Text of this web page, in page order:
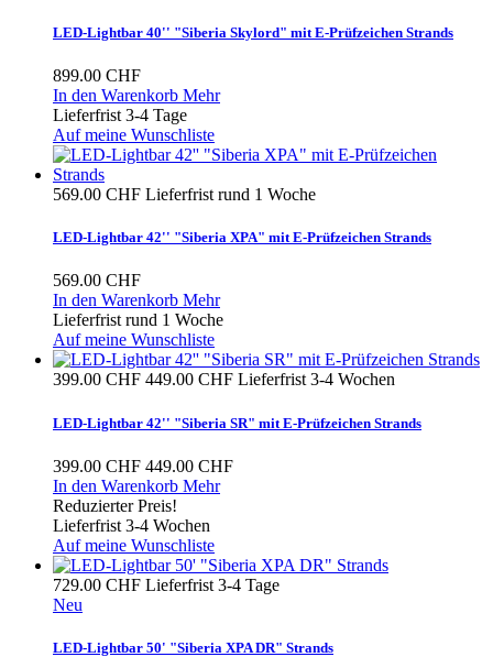
LED-Lightbar 40'' "Siberia Skylord" mit E-Prüfzeichen Strands
899.00 CHF
In den Warenkorb Mehr
Lieferfrist 3-4 Tage
Auf meine Wunschliste
569.00 CHF Lieferfrist rund 1 Woche
LED-Lightbar 42'' "Siberia XPA" mit E-Prüfzeichen Strands
569.00 CHF
In den Warenkorb Mehr
Lieferfrist rund 1 Woche
Auf meine Wunschliste
399.00 CHF 449.00 CHF Lieferfrist 3-4 Wochen
LED-Lightbar 42'' "Siberia SR" mit E-Prüfzeichen Strands
399.00 CHF 449.00 CHF
In den Warenkorb Mehr
Reduzierter Preis!
Lieferfrist 3-4 Wochen
Auf meine Wunschliste
729.00 CHF Lieferfrist 3-4 Tage
Neu
LED-Lightbar 50' "Siberia XPA DR" Strands